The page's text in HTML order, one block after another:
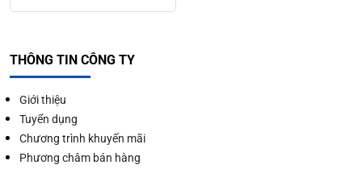
THÔNG TIN CÔNG TY
Giới thiệu
Tuyển dụng
Chương trình khuyến mãi
Phương châm bán hàng